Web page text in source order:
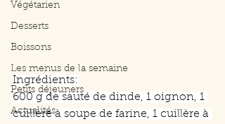
Végétarien
Desserts
Boissons
Les menus de la semaine
Petits déjeuners
Actualités
Ingrédients:
600 g de sauté de dinde, 1 oignon, 1
cuillère à soupe de farine, 1 cuillère à